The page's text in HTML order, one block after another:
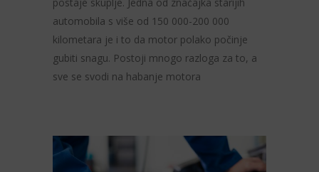
automobila s više od 150 000-200 000
kilometara je i to da motor polako počinje
gubiti snagu. Postoji mnogo razloga za to, a
sve se svodi na habanje motora